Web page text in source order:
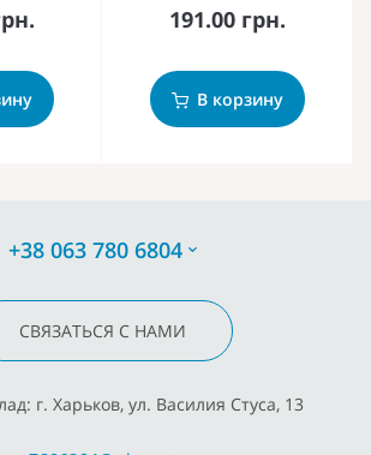
191.00 грн.
В корзину
+38 063 780 6804
СВЯЗАТЬСЯ С НАМИ
г. Харьков, ул. Василия Стуса, 13